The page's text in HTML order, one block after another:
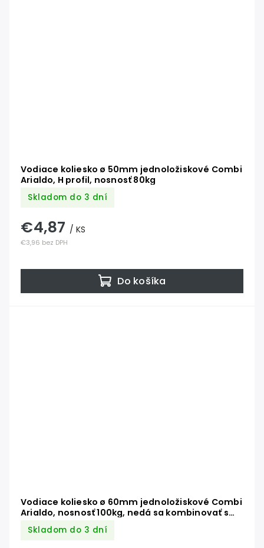
Vodiace koliesko ø 50mm jednoložiskové Combi
Arialdo, H profil, nosnosť 80kg
Skladom do 3 dní
€3,96 bez DPH
€4,87 / KS
Do košíka
Vodiace koliesko ø 60mm jednoložiskové Combi
Arialdo, nosnosť 100kg, nedá sa kombinovať s
Skladom do 3 dní